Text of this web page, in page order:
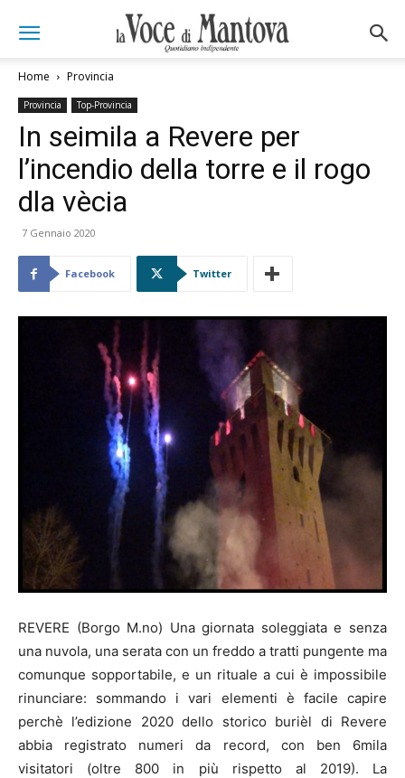
Home Provincia
Provincia Top-Provincia
In seimila a Revere per
l’incendio della torre e il rogo
dla vècia
7 Gennaio 2020
Facebook Twitter
REVERE (Borgo M.no) Una giornata soleggiata e senza
una nuvola, una serata con un freddo a tratti pungente ma
comunque sopportabile, e un rituale a cui è impossibile
rinunciare: sommando i vari elementi è facile capire
perchè l’edizione 2020 dello storico burièl di Revere
abbia registrato numeri da record, con ben 6mila
visitatori (oltre 800 in più rispetto al 2019). La